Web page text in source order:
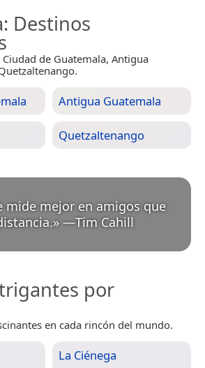
: Destinos
de Guatemala, Antigua
Antigua Guatemala
Quetzaltenango
mide mejor en amigos que
» —Tim Cahill
por
en cada rincón del mundo.
La Ciénega